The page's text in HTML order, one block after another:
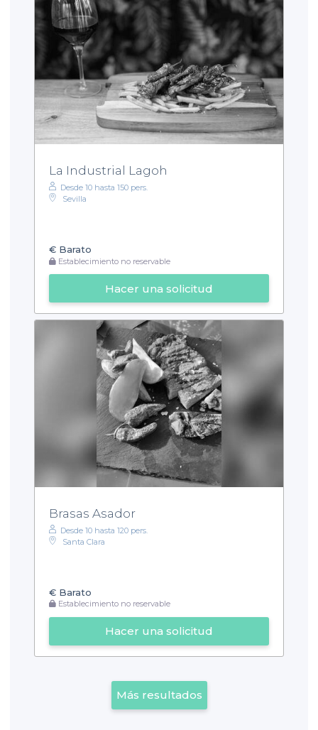
La Industrial Lagoh
Desde 10 hasta 150 pers.
Sevilla
€ Barato
Establecimiento no reservable
Hacer una solicitud
Brasas Asador
Desde 10 hasta 120 pers.
Santa Clara
€ Barato
Establecimiento no reservable
Hacer una solicitud
Más resultados